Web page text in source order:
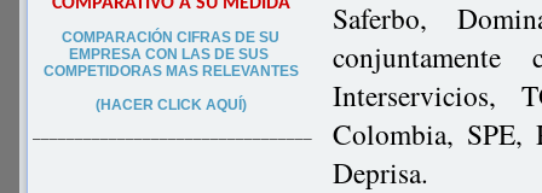
COMPARACIÓN CIFRAS DE SU
EMPRESA CON LAS DE SUS
COMPETIDORAS MAS RELEVANTES
(HACER CLICK AQUÍ)
–––––––––––––––––––––––––––––––––
Saferbo,
Interservicios,
Colombia, SPE,
Deprisa.